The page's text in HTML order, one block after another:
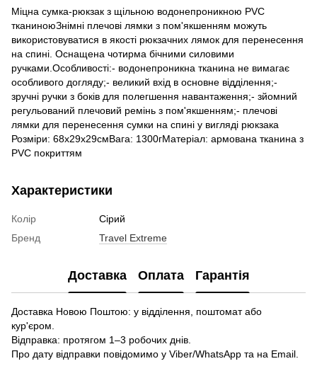
Міцна сумка-рюкзак з щільною водонепроникною PVC
тканиноюЗнімні плечові лямки з пом'якшенням можуть
використовуватися в якості рюкзачних лямок для перенесення
на спині. Оснащена чотирма бічними силовими
ручками.Особливості:- водонепроникна тканина не вимагає
особливого догляду;- великий вхід в основне відділення;-
зручні ручки з боків для полегшення навантаження;- зйомний
регульований плечовий ремінь з пом'якшенням;- плечові
лямки для перенесення сумки на спині у вигляді рюкзака
Розміри: 68х29х29смВага: 1300гМатеріал: армована тканина з
PVC покриттям
Характеристики
Колір
Сірий
Бренд
Travel Extreme
Доставка Оплата Гарантія
Доставка Новою Поштою: у відділення, поштомат або
кур'єром.
Відправка: протягом 1–3 робочих днів.
Про дату відправки повідомимо у Viber/WhatsApp та на Email.